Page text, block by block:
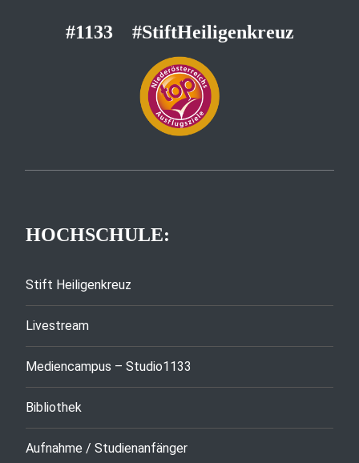
#1133 #StiftHeiligenkreuz
HOCHSCHULE:
Stift Heiligenkreuz
Livestream
Mediencampus – Studio1133
Bibliothek
Aufnahme / Studienanfänger